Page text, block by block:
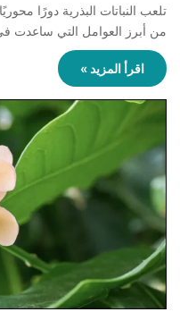
تلعب النباتات البذرية دورًا
من أبرز العوامل التي ساعدت
اقرأ المزيد »